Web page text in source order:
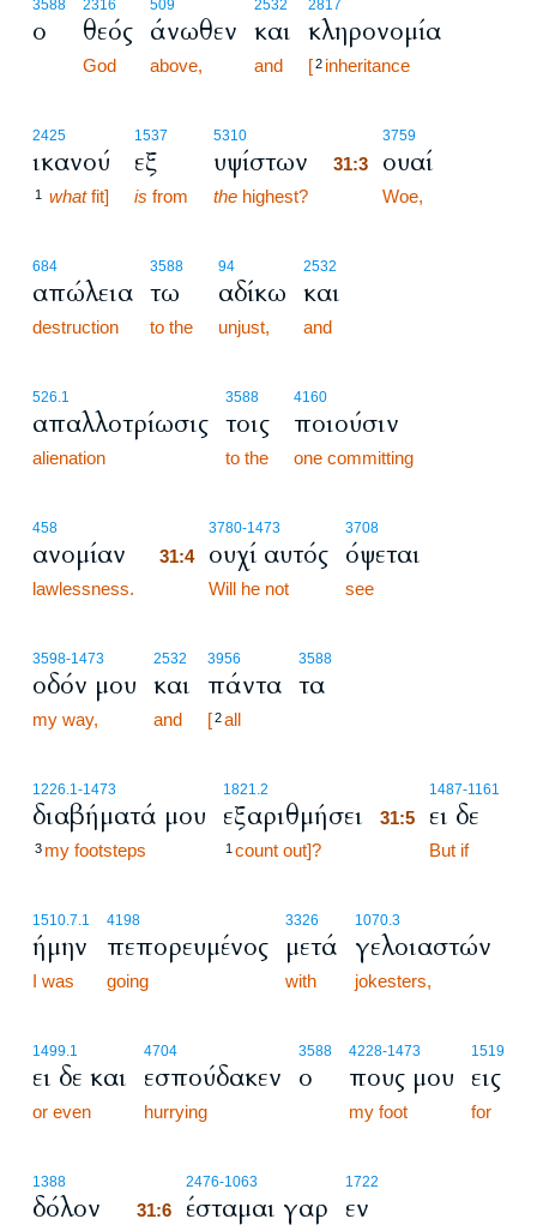
3588
ο
2316
θεός
God
509
άνωθεν
above,
2532
και
and
2817
κληρονομία
[2 inheritance
2425
ικανού
1 whatfit]
1537
εξ
is from
5310
υψίστων
the highest?
3759
31:3 ουαί
Woe,
684
απώλεια
destruction
3588
τω
to the
94
αδίκω
unjust,
2532
και
and
526.1
απαλλοτρίωσις
alienation
3588
τοις
to the
4160
ποιούσιν
one committing
458
ανομίαν
lawlessness.
3780-1473
31:4 ουχί αυτός
Will he not
3708
όψεται
see
3598-1473
οδόν μου
my way,
2532
και
and
3956
πάντα
[2all
3588
τα
1226.1-1473
διαβήματά μου
3 my footsteps
1821.2
εξαριθμήσει
1 count out]?
1487-1161
31:5 ει δε
But if
1510.7.1
ήμην
I was
4198
πεπορευμένος
going
3326
μετά
with
1070.3
γελοιαστών
jokesters,
1499.1
ει δε και
or even
4704
εσπούδακεν
hurrying
3588
ο
4228-1473
πους μου
my foot
1519
εις
for
1388
δόλον
2476-1063
31:6 έσταμαι γαρ
1722
εν